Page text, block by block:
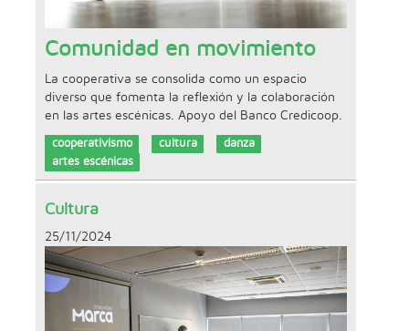
Comunidad en movimiento
La cooperativa se consolida como un espacio
diverso que fomenta la reflexión y la colaboración
en las artes escénicas. Apoyo del Banco Credicoop.
cooperativismo cultura
danza
artes escénicas
Cultura
25/11/2024